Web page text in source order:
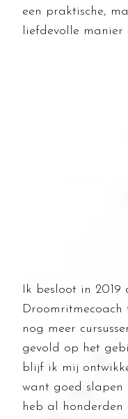
een praktische,
liefdevolle manier
Ik besloot in
Droomritmecoach
nog meer
gevold op het
blijf ik mij
want goed
heb al honderden